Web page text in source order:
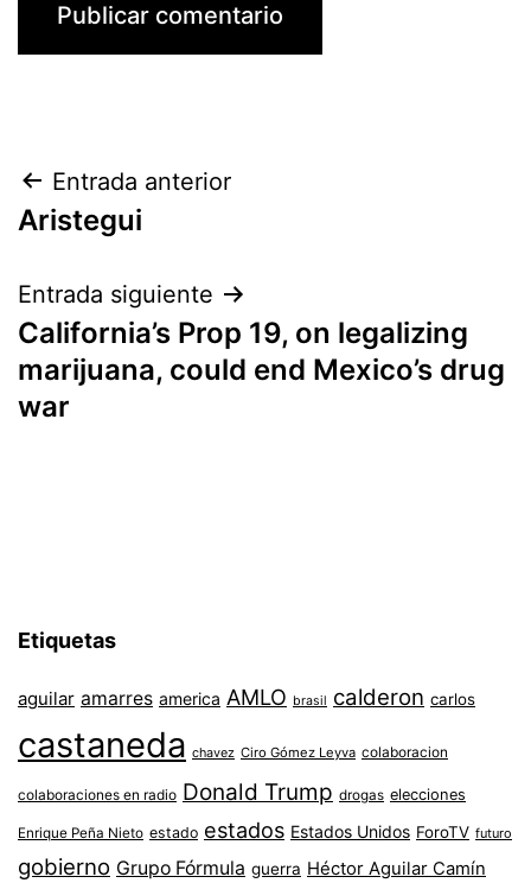
Navegación
de
entradas
Entrada anterior
Aristegui
Entrada siguiente
California’s Prop 19, on legalizing
marijuana, could end Mexico’s drug
war
Etiquetas
aguilar amarres america AMLO brasil calderon carlos
castaneda chavez Ciro Gómez Leyva colaboracion
colaboraciones en radio Donald Trump drogas elecciones
Enrique Peña Nieto estado estados Estados Unidos ForoTV futuro
gobierno Grupo Fórmula guerra Héctor Aguilar Camín